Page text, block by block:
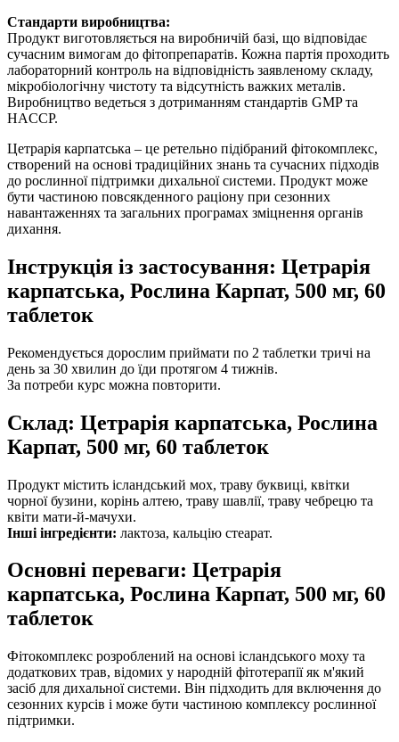
Стандарти виробництва:
Продукт виготовляється на виробничій базі, що відповідає
сучасним вимогам до фітопрепаратів. Кожна партія проходить
лабораторний контроль на відповідність заявленому складу,
мікробіологічну чистоту та відсутність важких металів.
Виробництво ведеться з дотриманням стандартів GMP та
HACCP.
Цетрарія карпатська – це ретельно підібраний фітокомплекс,
створений на основі традиційних знань та сучасних підходів
до рослинної підтримки дихальної системи. Продукт може
бути частиною повсякденного раціону при сезонних
навантаженнях та загальних програмах зміцнення органів
дихання.
Інструкція із застосування: Цетрарія
карпатська, Рослина Карпат, 500 мг, 60
таблеток
Рекомендується дорослим приймати по 2 таблетки тричі на
день за 30 хвилин до їди протягом 4 тижнів.
За потреби курс можна повторити.
Склад: Цетрарія карпатська, Рослина
Карпат, 500 мг, 60 таблеток
Продукт містить ісландський мох, траву буквиці, квітки
чорної бузини, корінь алтею, траву шавлії, траву чебрецю та
квіти мати-й-мачухи.
Інші інгредієнти: лактоза, кальцію стеарат.
Основні переваги: Цетрарія
карпатська, Рослина Карпат, 500 мг, 60
таблеток
Фітокомплекс розроблений на основі ісландського моху та
додаткових трав, відомих у народній фітотерапії як м'який
засіб для дихальної системи. Він підходить для включення до
сезонних курсів і може бути частиною комплексу рослинної
підтримки.